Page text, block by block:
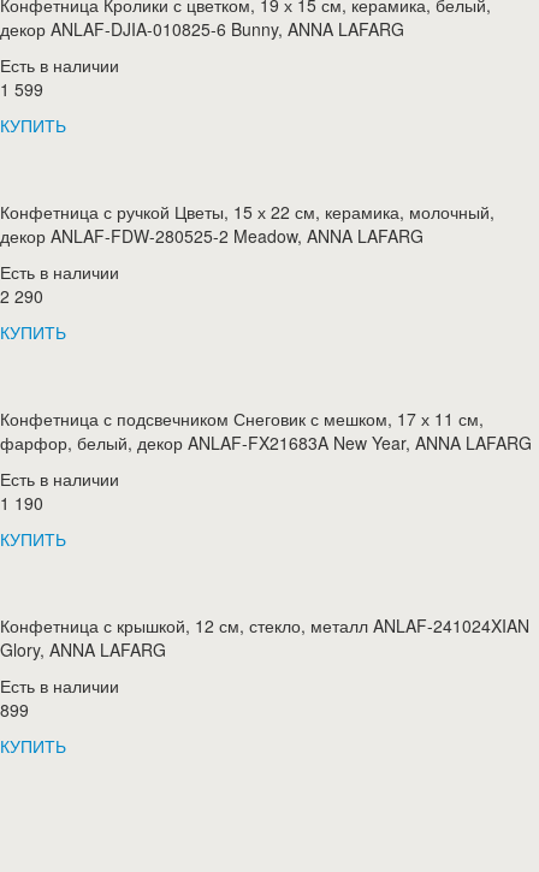
Конфетница Кролики с цветком, 19 х 15 см, керамика, белый,
декор ANLAF-DJIA-010825-6 Bunny, ANNA LAFARG
Есть в наличии
1 599
КУПИТЬ
Конфетница с ручкой Цветы, 15 х 22 см, керамика, молочный,
декор ANLAF-FDW-280525-2 Meadow, ANNA LAFARG
Есть в наличии
2 290
КУПИТЬ
Конфетница с подсвечником Снеговик с мешком, 17 х 11 см,
фарфор, белый, декор ANLAF-FX21683A New Year, ANNA LAFARG
Есть в наличии
1 190
КУПИТЬ
Конфетница с крышкой, 12 см, стекло, металл ANLAF-241024XIAN
Glory, ANNA LAFARG
Есть в наличии
899
КУПИТЬ